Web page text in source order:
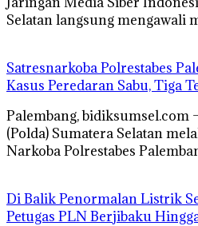
Selatan langsung mengawali
Satresnarkoba Polrestabes
Kasus Peredaran Sabu, Tiga
Palembang, bidiksumsel.com
(Polda) Sumatera Selatan
Narkoba Polrestabes
Di Balik Penormalan Listrik
Petugas PLN Berjibaku